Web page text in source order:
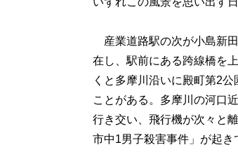
産業道路駅の次が小島新
在し、駅前にある跨線橋を
くと多摩川沿いに殿町第2
ことがある。多摩川の河口
行き交い、飛行機が次々と
市中1男子殺害事件」が起